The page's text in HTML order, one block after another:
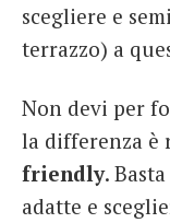
scegliere e
terrazzo) a
Non devi per
la differenza è
friendly.
adatte e